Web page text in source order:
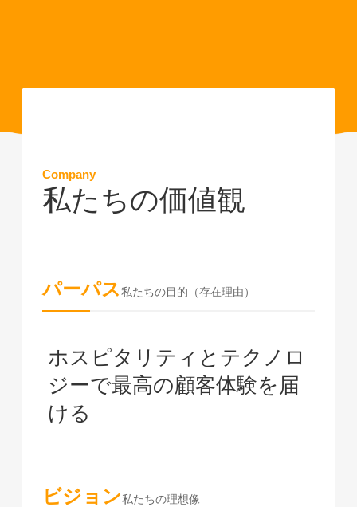
Company
私たちの価値観
パーパス私たちの目的（存在理由）
ホスピタリティとテクノロ
ジーで最高の顧客体験を届
ける
ビジョン私たちの理想像